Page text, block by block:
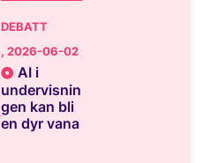
DEBATT
, 2026-06-02
AI i
undervisnin
gen kan bli
en dyr vana